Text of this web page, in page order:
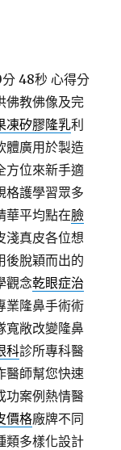
48秒 心得分
佛教佛像及完
凍矽膠隆乳利
體廣用於製造
方位來新手適
格護學習眾多
華平均點在臉
淺真皮各位想
後脫穎而出的
觀念乾眼症治
業隆鼻手術術
寬敞改變隆鼻
科診所專科醫
醫師幫您快速
功案例熱情醫
價格廠牌不同
類多樣化設計